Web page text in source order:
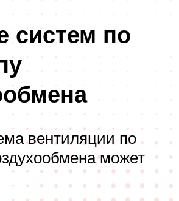
систем по
вентиляции по
может